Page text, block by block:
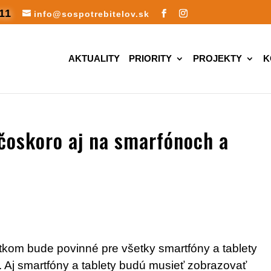
info@sospotrebitelov.sk
AKTUALITY PRIORITY PROJEKTY
aj na smarfónoch a
bude povinné pre všetky smartfóny a tablety
smartfóny a tablety budú musieť zobrazovať